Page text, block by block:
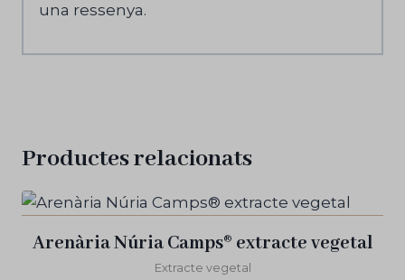
una ressenya.
Productes relacionats
Arenària Núria Camps® extracte vegetal
Extracte vegetal